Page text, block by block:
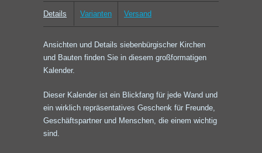
Details Varianten Versand
Ansichten und Details siebenbürgischer Kirchen
und Bauten finden Sie in diesem großformatigen
Kalender.
Dieser Kalender ist ein Blickfang für jede Wand und
ein wirklich repräsentatives Geschenk für Freunde,
Geschäftspartner und Menschen, die einem wichtig
sind.